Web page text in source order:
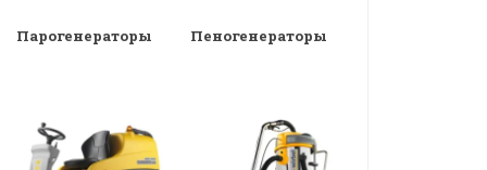
Парогенераторы Пеногенераторы